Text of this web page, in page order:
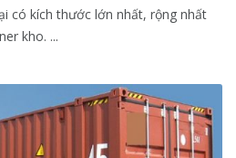
có kích thước lớn nhất, rộng nhất
kho. ...